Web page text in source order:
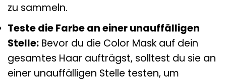
zu sammeln.
Teste die Farbe an einer unauffälligen
Stelle: Bevor du die Color Mask auf dein
gesamtes Haar aufträgst, solltest du sie an
einer unauffälligen Stelle testen, um